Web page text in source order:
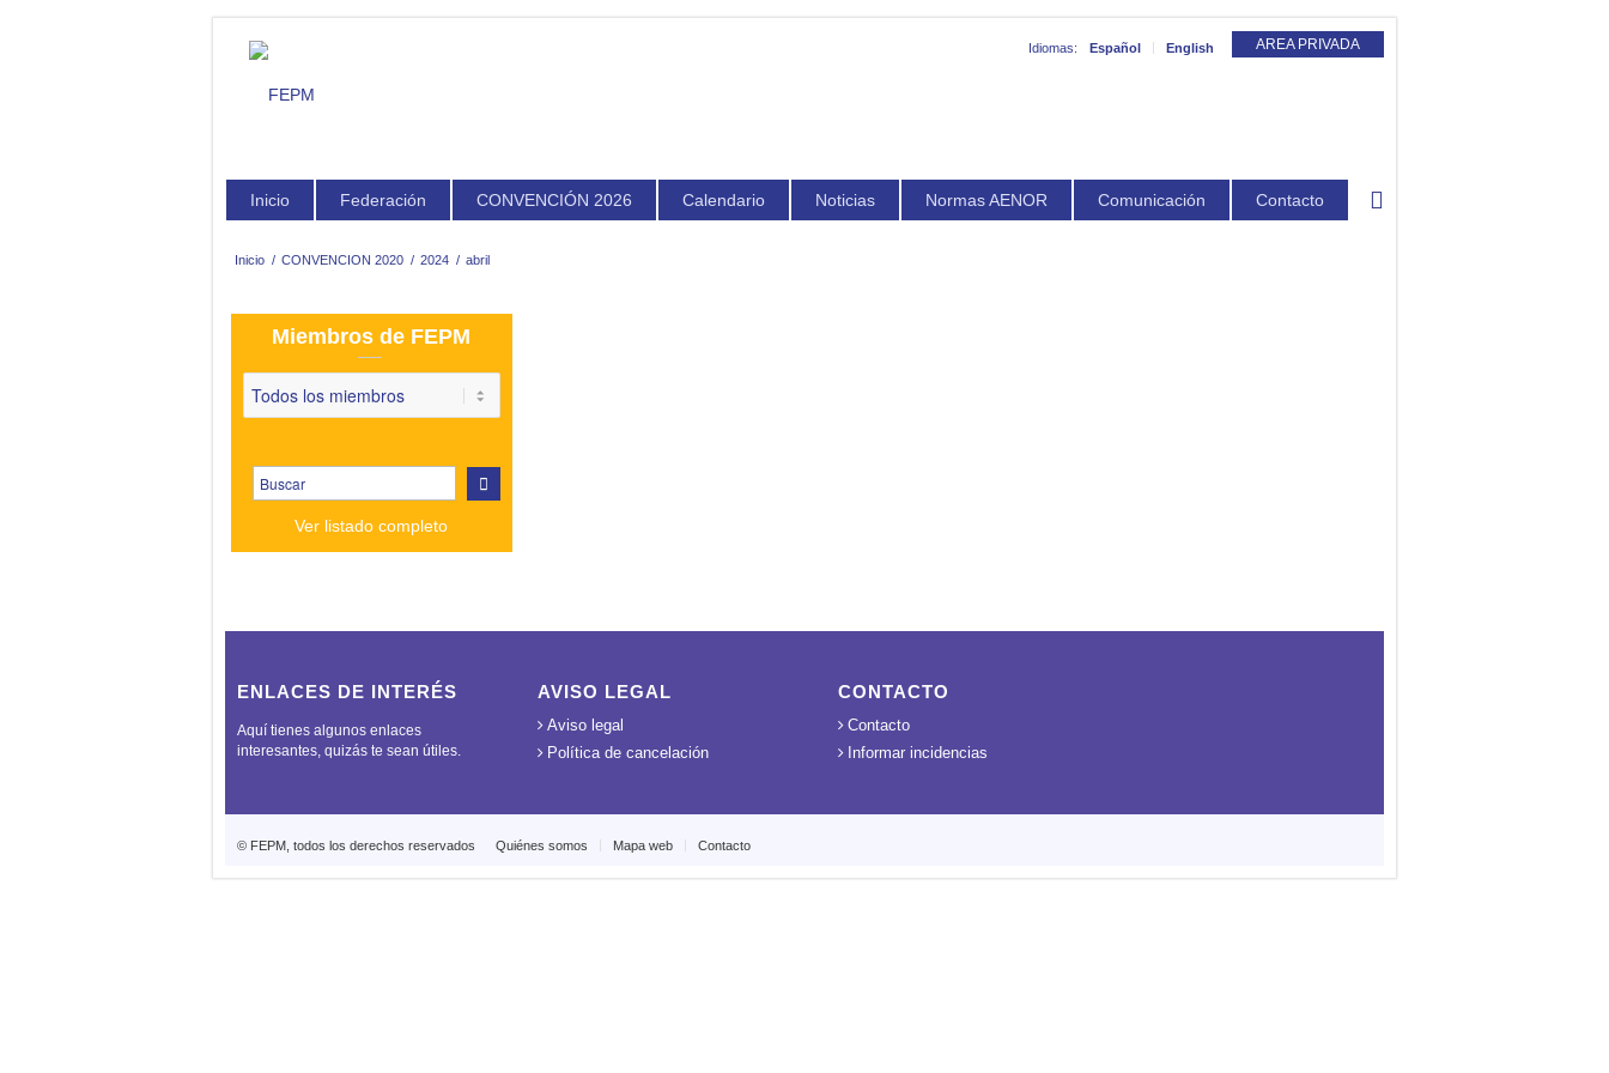
AREA PRIVADA
Idiomas: Español English
Inicio Federación CONVENCIÓN 2026 Calendario Noticias Normas AENOR Comunicación Contacto
Inicio / CONVENCION 2020 / 2024 / abril
Miembros de FEPM
Ver listado completo
ENLACES DE INTERÉS
Aquí tienes algunos enlaces
interesantes, quizás te sean útiles.
AVISO LEGAL
Aviso legal
Política de cancelación
CONTACTO
Contacto
Informar incidencias
© FEPM, todos los derechos reservados Quiénes somos Mapa web Contacto